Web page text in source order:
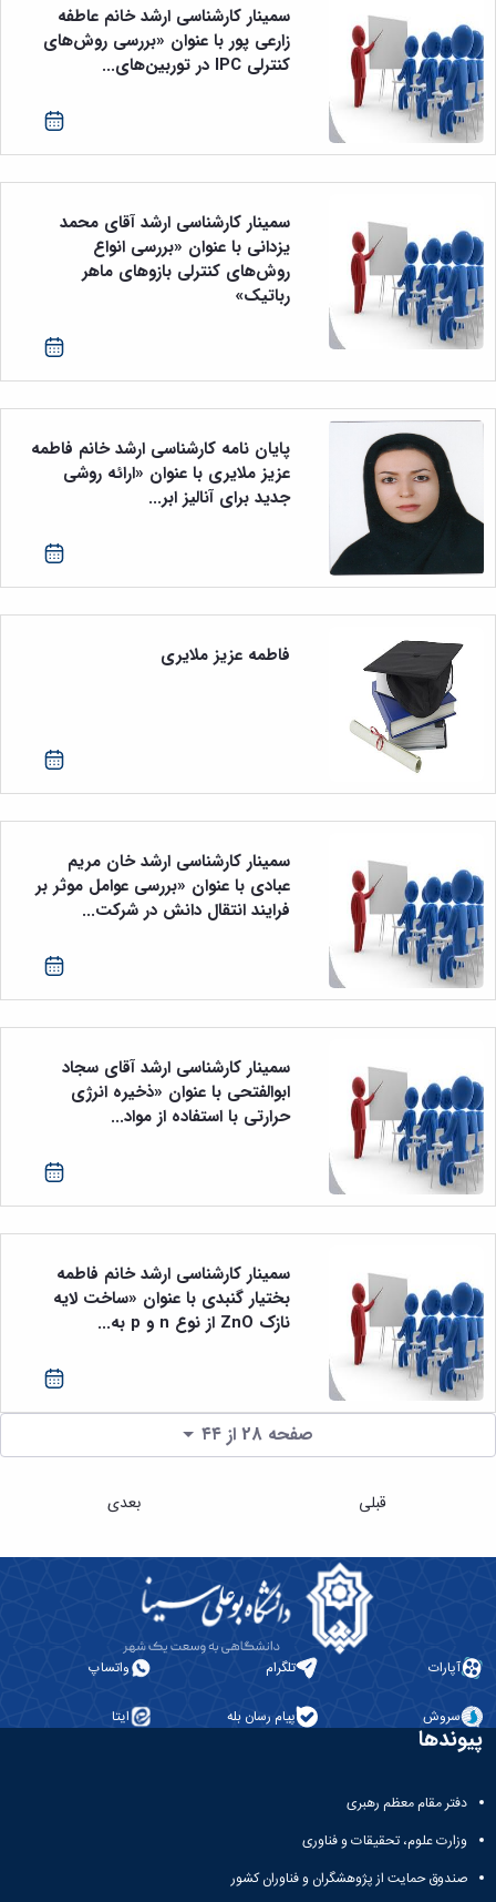
سمینار کارشناسی ارشد خانم عاطفه
زارعی پور با عنوان «بررسی روش‌های
کنترلی IPC در توربین‌های...
سمینار کارشناسی ارشد آقای محمد
یزدانی با عنوان «بررسی انواع
روش‌های کنترلی بازوهای ماهر
رباتیک»
پایان نامه کارشناسی ارشد خانم فاطمه
عزیز ملایری با عنوان «ارائه روشی
جدید برای آنالیز ابر...
فاطمه عزیز ملایری
سمینار کارشناسی ارشد خان مریم
عبادی با عنوان «بررسی عوامل موثر بر
فرایند انتقال دانش در شرکت...
سمینار کارشناسی ارشد آقای سجاد
ابوالفتحی با عنوان «ذخیره انرژی
حرارتی با استفاده از مواد...
سمینار کارشناسی ارشد خانم فاطمه
بختیار گنبدی با عنوان «ساخت لایه
نازک ZnO از نوع n و p به...
صفحه 28 از ۴۴
قبلی بعدی
آپارات تلگرام واتساپ
سروش پیام رسان بله ایتا
پیوندها
دفتر مقام معظم رهبری
وزارت علوم، تحقیقات و فناوری
صندوق حمایت از پژوهشگران و فناوران کشور